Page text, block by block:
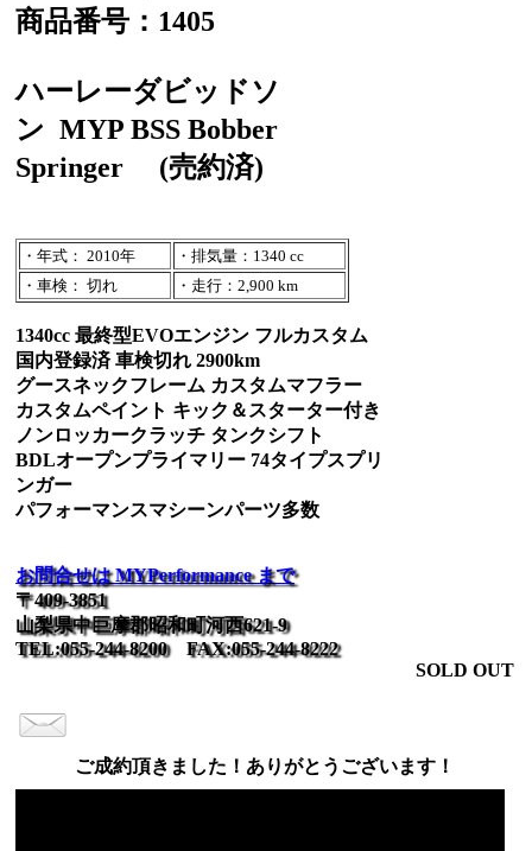
商品番号：1405
ハーレーダビッドソ
ン MYP BSS Bobber
Springer
(売約済)
・年式： 2010年
・排気量：1340 cc
・車検： 切れ
・走行：2,900 km
1340cc 最終型EVOエンジン フルカスタム
国内登録済 車検切れ 2900km
グースネックフレーム カスタムマフラー
カスタムペイント キック＆スターター付き
ノンロッカークラッチ タンクシフト
BDLオープンプライマリー 74タイプスプリ
ンガー
パフォーマンスマシーンパーツ多数
お問合せは MYPerformance まで
〒409-3851
山梨県中巨摩郡昭和町河西621-9
TEL:055-244-8200 FAX:055-244-8222
SOLD OUT
ご成約頂きました！ありがとうございます！